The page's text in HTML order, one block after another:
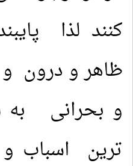
کنند لذا
ظاهر و درون
و بحرانی به
ترین اسباب